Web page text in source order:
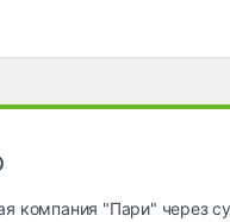
компания "Пари" через